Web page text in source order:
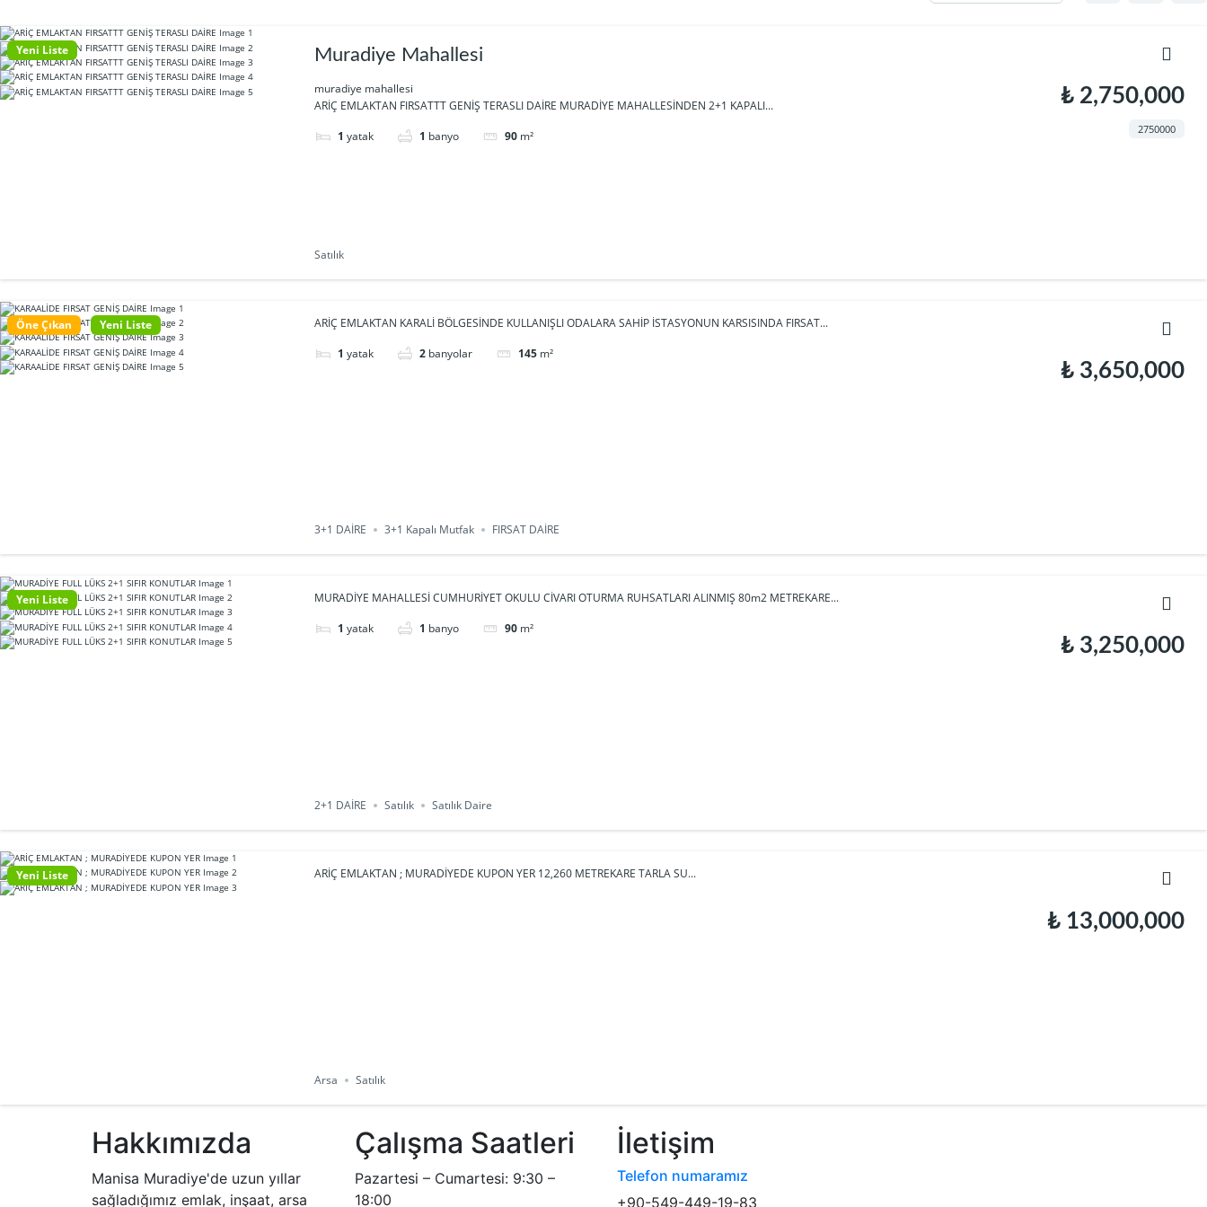
Yeni Liste Muradiye Mahallesi
muradiye mahallesi
ARİÇ EMLAKTAN FIRSATTT GENİŞ TERASLI DAİRE MURADİYE MAHALLESİNDEN 2+1 KAPALI...
1 yatak 1 banyo 90 m²
₺ 2,750,000
2750000
Satılık
Öne Çıkan Yeni Liste
ARİÇ EMLAKTAN KARALİ BÖLGESİNDE KULLANIŞLI ODALARA SAHİP İSTASYONUN KARSISINDA FIRSAT...
1 yatak 2 banyolar 145 m²
₺ 3,650,000
3+1 DAİRE 3+1 Kapalı Mutfak FIRSAT DAİRE
Yeni Liste
MURADİYE MAHALLESİ CUMHURİYET OKULU CİVARI OTURMA RUHSATLARI ALINMIŞ 80m2 METREKARE...
1 yatak 1 banyo 90 m²
₺ 3,250,000
2+1 DAİRE Satılık Satılık Daire
Yeni Liste ARİÇ EMLAKTAN ; MURADİYEDE KUPON YER 12,260 METREKARE TARLA SU...
₺ 13,000,000
Arsa Satılık
Hakkımızda
Manisa Muradiye'de uzun yıllar
sağladığımız emlak, inşaat, arsa
Çalışma Saatleri
Pazartesi – Cumartesi: 9:30 –
18:00
İletişim
Telefon numaramız
+90-549-449-19-83